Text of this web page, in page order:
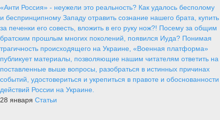
«Анти Россия» - неужели это реальность? Как удалось бесполому
и беспринципному Западу отравить сознание нашего брата, купить
за печенки его совесть, вложить в его руку нож?! Посему за общим
братским прошлым многих поколений, появился Иуда? Понимая
трагичность происходящего на Украине, «Военная платформа»
публикует материалы, позволяющие нашим читателям ответить на
поставленные выше вопросы, разобраться в истинных причинах
событий, удостовериться и укрепиться в правоте и обоснованности
действий России на Украине.
28 января Статьи